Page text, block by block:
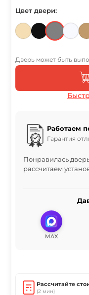
Цвет двери:
Дверь может быть
Работаем
Гарантия
Понравилась
рассчитаем
MAX
Рассчитайте
(2 мин)